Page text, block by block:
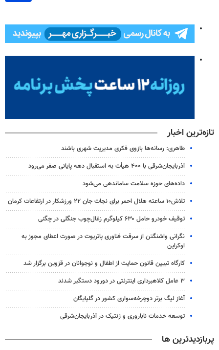
تازه‌ترین اخبار
طاهری: رسانه‌ها بازوی فکری مدیریت شهری باشند
آذربایجان‌شرقی با ۴۰۰ هیأت به استقبال دهه پایانی صفر می‌رود
داده‌های حوزه سلامت ساماندهی می‌شود
تلاش۱۰ ساعته هلال احمر برای نجات جان ۲۲ ورزشکار در ارتفاعات کرمان
توقیف خودرو حامل ۶۳۰ کیلوگرم زغال‌چوب جنگلی در چگنی
نگرانی واشنگتن از سرقت فناوری پاتریوت در صورت اعطای مجوز به
اوکراین
کارگاه تبیین قانون حمایت از اطفال و نوجوانان در قزوین برگزار شد
۳ عامل کلاهبرداری اینترنتی در دورود دستگیر شدند
آغاز لیگ برتر دوچرخه‌سواری کشور در گلپایگان
توسعه خدمات ناباروری و ژنتیک در آذربایجان‌شرقی
پربازدیدترین ها